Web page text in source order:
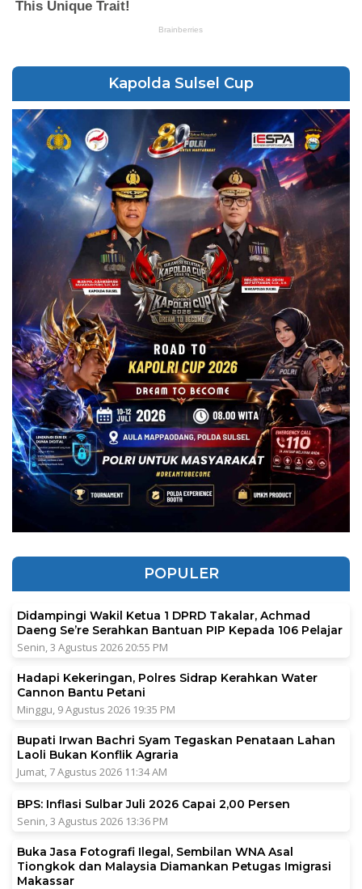
Kapolda Sulsel Cup
POPULER
Didampingi Wakil Ketua 1 DPRD Takalar, Achmad
Daeng Se’re Serahkan Bantuan PIP Kepada 106 Pelajar
Senin, 3 Agustus 2026 20:55 PM
Hadapi Kekeringan, Polres Sidrap Kerahkan Water
Cannon Bantu Petani
Minggu, 9 Agustus 2026 19:35 PM
Bupati Irwan Bachri Syam Tegaskan Penataan Lahan
Laoli Bukan Konflik Agraria
Jumat, 7 Agustus 2026 11:34 AM
BPS: Inflasi Sulbar Juli 2026 Capai 2,00 Persen
Senin, 3 Agustus 2026 13:36 PM
Buka Jasa Fotografi Ilegal, Sembilan WNA Asal
Tiongkok dan Malaysia Diamankan Petugas Imigrasi
Makassar